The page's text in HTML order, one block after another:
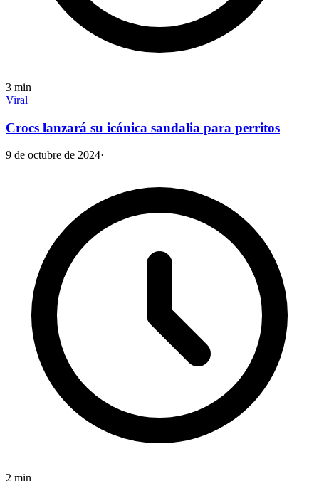
3 min
Viral
Crocs lanzará su icónica sandalia para perritos
9 de octubre de 2024·
2 min